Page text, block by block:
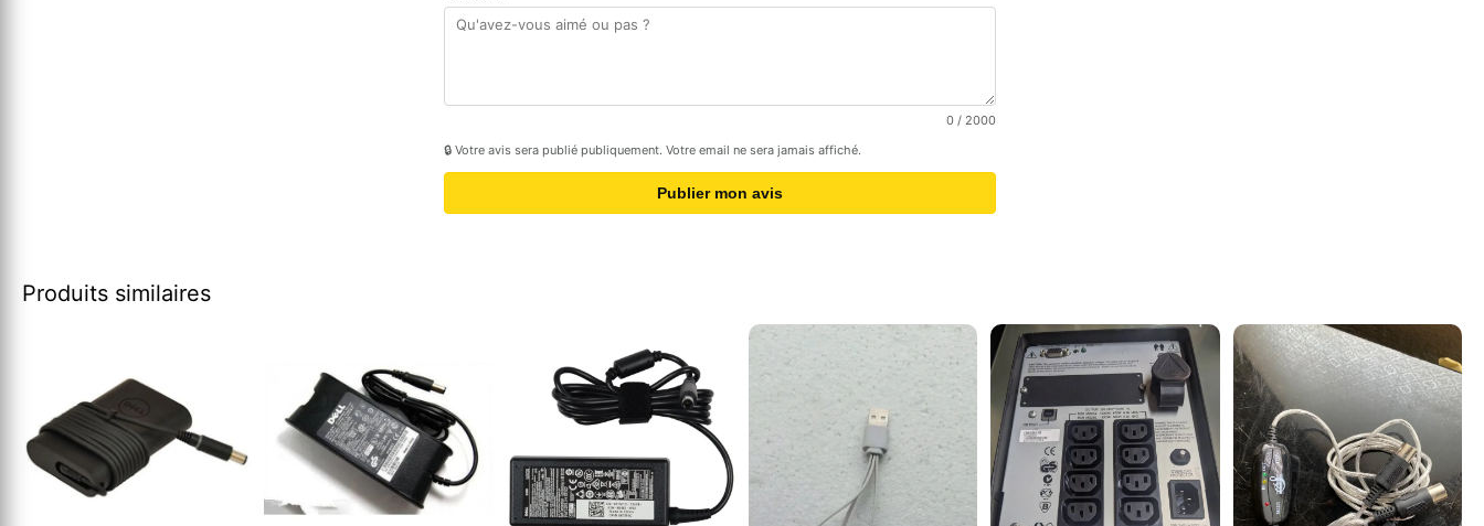
0 / 2000
🔒 Votre avis sera publié publiquement. Votre email ne sera jamais affiché.
Publier mon avis
Produits similaires